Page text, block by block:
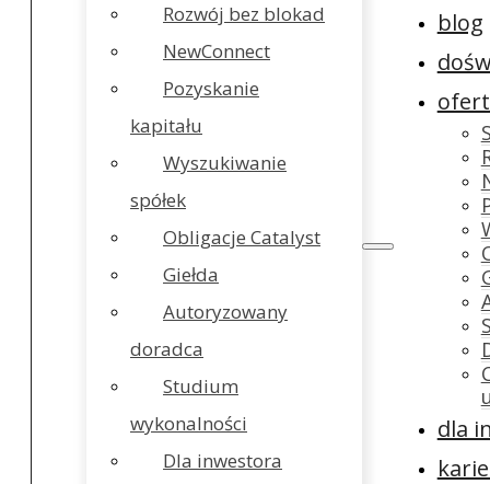
Rozwój bez blokad
NewConnect
Pozyskanie
kapitału
Wyszukiwanie
spółek
Obligacje Catalyst
Giełda
Autoryzowany
doradca
Studium
wykonalności
Dla inwestora
blog
dla